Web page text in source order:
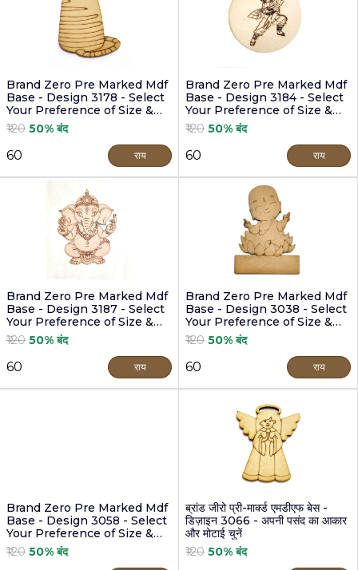
Brand Zero Pre Marked Mdf
Base - Design 3178 - Select
Your Preference of Size &
Thickness
₹120 50% बंद
₹60 राय
Brand Zero Pre Marked Mdf
Base - Design 3184 - Select
Your Preference of Size &
Thickness
₹120 50% बंद
₹60 राय
Brand Zero Pre Marked Mdf
Base - Design 3187 - Select
Your Preference of Size &
Thickness
₹120 50% बंद
₹60 राय
Brand Zero Pre Marked Mdf
Base - Design 3038 - Select
Your Preference of Size &
Thickness
₹120 50% बंद
₹60 राय
Brand Zero Pre Marked Mdf
Base - Design 3058 - Select
Your Preference of Size &
Thickness
₹120 50% बंद
ब्रांड जीरो प्री-मार्क्ड एमडीएफ बेस -
डिज़ाइन 3066 - अपनी पसंद का आकार
और मोटाई चुनें
₹120 50% बंद